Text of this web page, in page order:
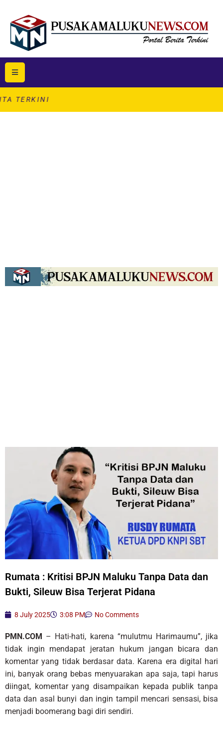
Rumata : Kritisi BPJN Maluku Tanpa Data dan
Bukti, Sileuw Bisa Terjerat Pidana
8 July 2025 3:08 PM No Comments
PMN.COM – Hati-hati, karena “mulutmu Harimaumu”, jika
tidak ingin mendapat jeratan hukum jangan bicara dan
komentar yang tidak berdasar data. Karena era digital hari
ini, banyak orang bebas menyuarakan apa saja, tapi harus
diingat, komentar yang disampaikan kepada publik tanpa
data dan asal bunyi dan ingin tampil mencari sensasi, bisa
menjadi boomerang bagi diri sendiri.